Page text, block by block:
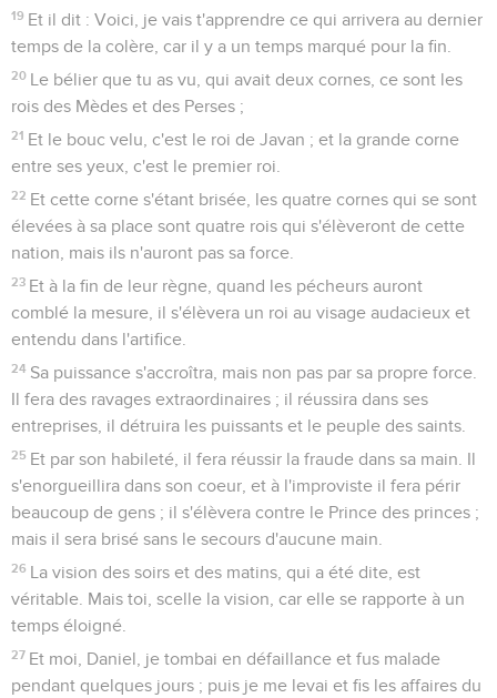
19 Et il dit : Voici, je vais t'apprendre ce qui arrivera au dernier
temps de la colère, car il y a un temps marqué pour la fin.
20 Le bélier que tu as vu, qui avait deux cornes, ce sont les
rois des Mèdes et des Perses ;
21 Et le bouc velu, c'est le roi de Javan ; et la grande corne
entre ses yeux, c'est le premier roi.
22 Et cette corne s'étant brisée, les quatre cornes qui se sont
élevées à sa place sont quatre rois qui s'élèveront de cette
nation, mais ils n'auront pas sa force.
23 Et à la fin de leur règne, quand les pécheurs auront
comblé la mesure, il s'élèvera un roi au visage audacieux et
entendu dans l'artifice.
24 Sa puissance s'accroîtra, mais non pas par sa propre force.
Il fera des ravages extraordinaires ; il réussira dans ses
entreprises, il détruira les puissants et le peuple des saints.
25 Et par son habileté, il fera réussir la fraude dans sa main. Il
s'enorgueillira dans son coeur, et à l'improviste il fera périr
beaucoup de gens ; il s'élèvera contre le Prince des princes ;
mais il sera brisé sans le secours d'aucune main.
26 La vision des soirs et des matins, qui a été dite, est
véritable. Mais toi, scelle la vision, car elle se rapporte à un
temps éloigné.
27 Et moi, Daniel, je tombai en défaillance et fus malade
pendant quelques jours ; puis je me levai et fis les affaires du